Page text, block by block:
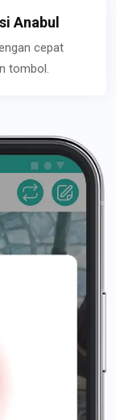
Anabul
cepat
tombol.